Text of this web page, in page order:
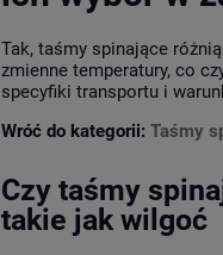
Tak, taśmy spinające
zmienne temperatury, co
specyfiki transportu i
Wróć do kategorii: Taśmy
Czy taśmy
takie jak wilgoć